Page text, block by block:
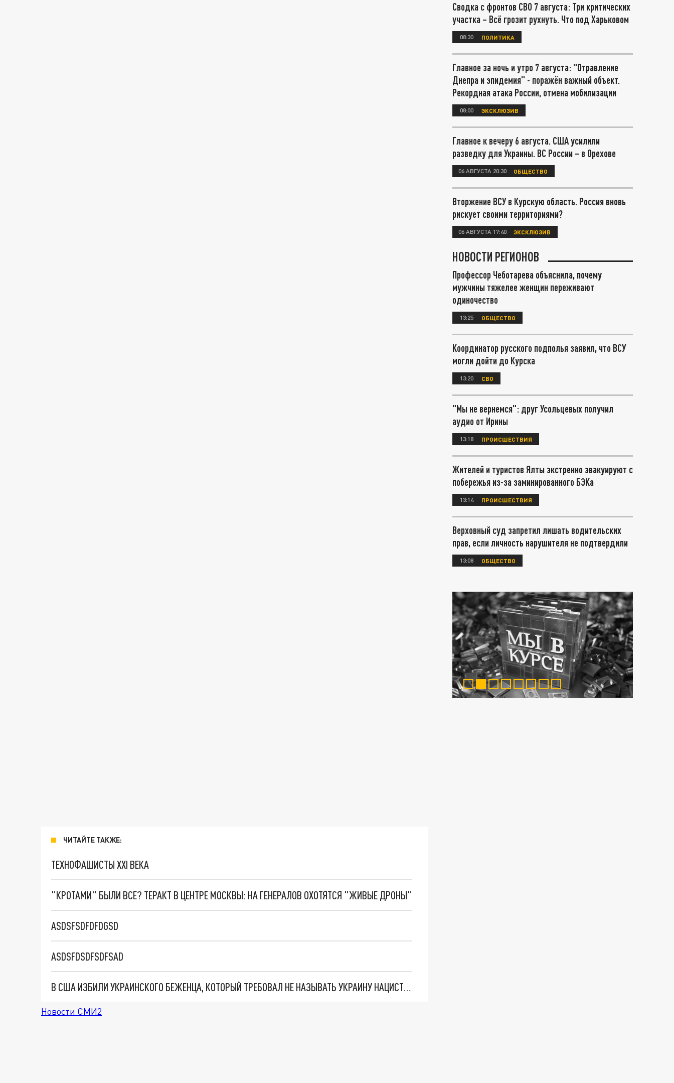
ЧИТАЙТЕ ТАКЖЕ:
ТЕХНОФАШИСТЫ XXI ВЕКА
"КРОТАМИ" БЫЛИ ВСЕ? ТЕРАКТ В ЦЕНТРЕ МОСКВЫ: НА ГЕНЕРАЛОВ ОХОТЯТСЯ "ЖИВЫЕ ДРОНЫ"
ASDSFSDFDFDGSD
ASDSFDSDFSDFSAD
В США ИЗБИЛИ УКРАИНСКОГО БЕЖЕНЦА, КОТОРЫЙ ТРЕБОВАЛ НЕ НАЗЫВАТЬ УКРАИНУ НАЦИСТКОЙ СТРАНОЙ
Новости СМИ2
Сводка с фронтов СВО 7 августа: Три критических
участка – Всё грозит рухнуть. Что под Харьковом
08:30 ПОЛИТИКА
Главное за ночь и утро 7 августа: "Отравление
Днепра и эпидемия" - поражён важный объект.
Рекордная атака России, отмена мобилизации
08:00 ЭКСКЛЮЗИВ
Главное к вечеру 6 августа. США усилили
разведку для Украины. ВС России – в Орехове
06 АВГУСТА 20:30 ОБЩЕСТВО
Вторжение ВСУ в Курскую область. Россия вновь
рискует своими территориями?
06 АВГУСТА 17:40 ЭКСКЛЮЗИВ
НОВОСТИ РЕГИОНОВ
Профессор Чеботарева объяснила, почему
мужчины тяжелее женщин переживают
одиночество
13:25 ОБЩЕСТВО
Координатор русского подполья заявил, что ВСУ
могли дойти до Курска
13:20 СВО
"Мы не вернемся": друг Усольцевых получил
аудио от Ирины
13:18 ПРОИСШЕСТВИЯ
Жителей и туристов Ялты экстренно эвакуируют с
побережья из-за заминированного БЭКа
13:14 ПРОИСШЕСТВИЯ
Верховный суд запретил лишать водительских
прав, если личность нарушителя не подтвердили
13:08 ОБЩЕСТВО